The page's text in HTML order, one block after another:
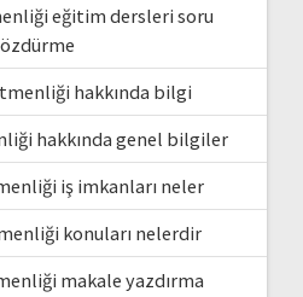
eğitim dersleri soru
hakkında bilgi
hakkında genel bilgiler
iş imkanları neler
konuları nelerdir
makale yazdırma